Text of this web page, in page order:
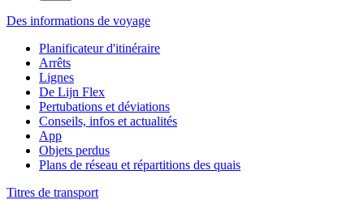
Des informations de voyage
Planificateur d'itinéraire
Arrêts
Lignes
De Lijn Flex
Pertubations et déviations
Conseils, infos et actualités
App
Objets perdus
Plans de réseau et répartitions des quais
Titres de transport